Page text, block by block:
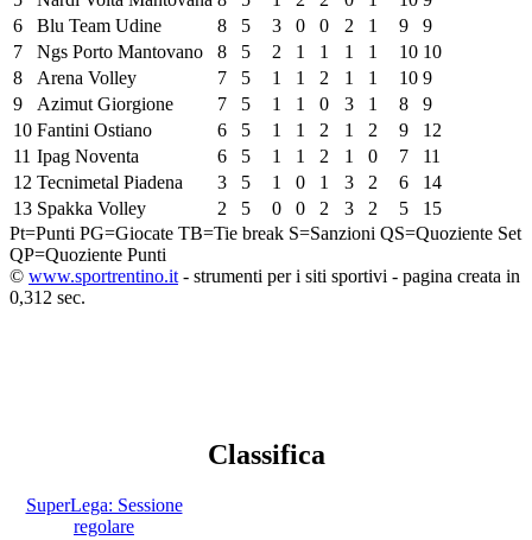
6
Blu Team Udine 8 5 3 0 0 2 1 9
9
7
Ngs Porto Mantovano 8 5 2 1 1 1 1 10 10
8
Arena Volley 7 5 1 1 2 1 1 10 9
9
Azimut Giorgione 7 5 1 1 0 3 1 8
9
10 Fantini Ostiano 6 5 1 1 2 1 2 9
12
11 Ipag Noventa 6 5 1 1 2 1 0 7
11
12 Tecnimetal Piadena 3 5 1 0 1 3 2 6
14
13 Spakka Volley 2 5 0 0 2 3 2 5
15
Pt=Punti PG=Giocate TB=Tie break S=Sanzioni QS=Quoziente Set
QP=Quoziente Punti
© www.sportrentino.it - strumenti per i siti sportivi - pagina creata in
0,312 sec.
Classifica
SuperLega: Sessione
regolare